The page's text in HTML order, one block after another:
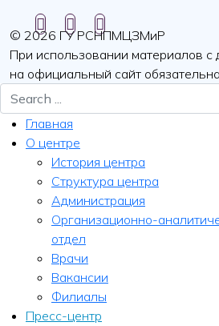
© 2026 ГУ РСНПМЦЗМиР
При использовании материалов с
на официальный сайт
Главная
О центре
История центра
Структура центра
Администрация
Организационно-
отдел
Врачи
Вакансии
Филиалы
Пресс-центр